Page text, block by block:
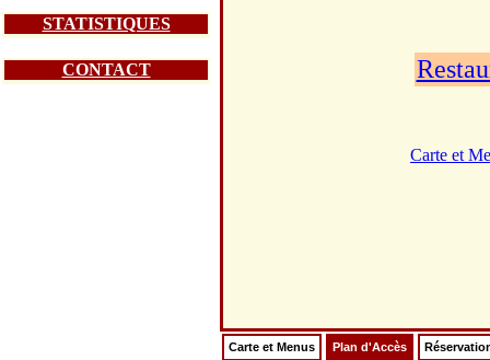
STATISTIQUES
CONTACT
Carte et
Carte et Menus Plan d'Accès